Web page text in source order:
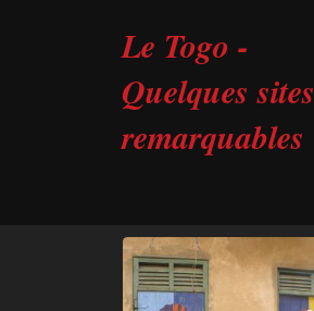
Le Togo -
Quelques sites
remarquables